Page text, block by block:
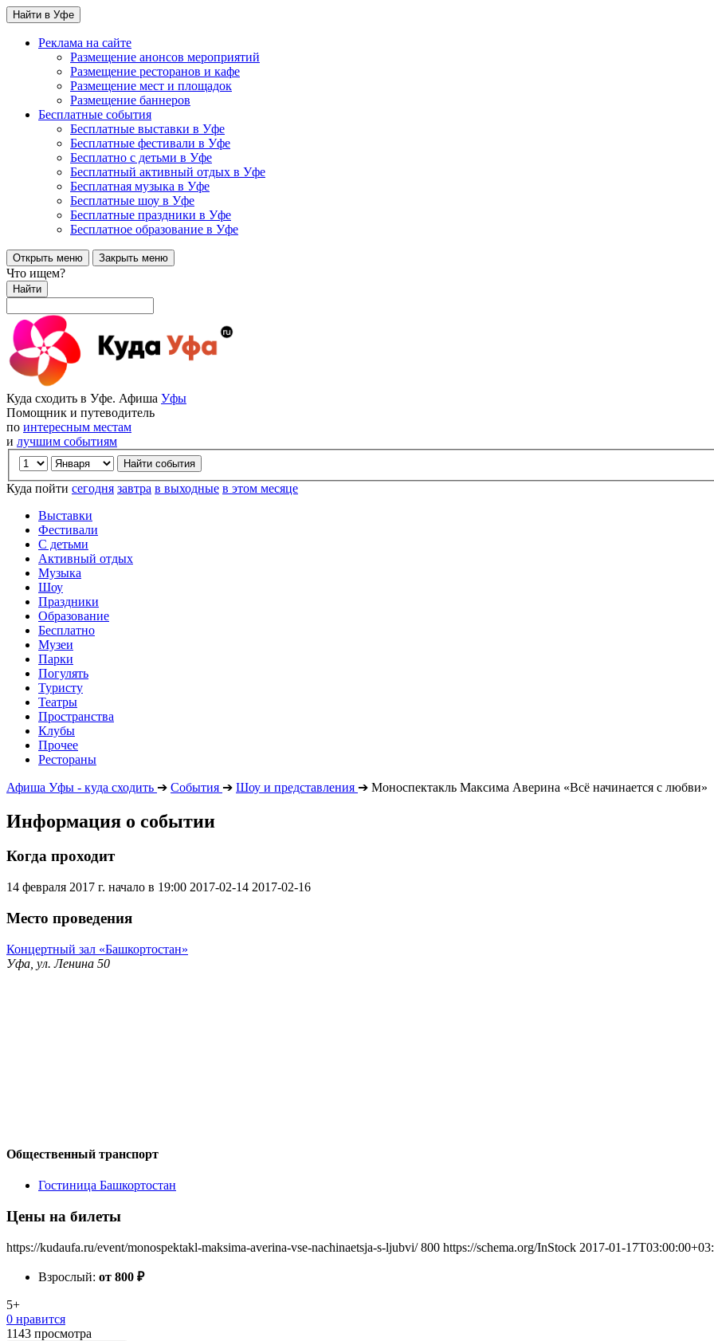
Найти в Уфе
Реклама на сайте
Размещение анонсов мероприятий
Размещение ресторанов и кафе
Размещение мест и площадок
Размещение баннеров
Бесплатные события
Бесплатные выставки в Уфе
Бесплатные фестивали в Уфе
Бесплатно с детьми в Уфе
Бесплатный активный отдых в Уфе
Бесплатная музыка в Уфе
Бесплатные шоу в Уфе
Бесплатные праздники в Уфе
Бесплатное образование в Уфе
Открыть меню Закрыть меню
Что ищем?
Найти
Куда сходить в Уфе. Афиша Уфы
Помощник и путеводитель
по интересным местам
и лучшим событиям
Куда пойти сегодня завтра в выходные в этом месяце
Выставки
Фестивали
С детьми
Активный отдых
Музыка
Шоу
Праздники
Образование
Бесплатно
Музеи
Парки
Погулять
Туристу
Театры
Пространства
Клубы
Прочее
Рестораны
Афиша Уфы - куда сходить ➔ События ➔ Шоу и представления ➔ Моноспектакль Максима Аверина «Всё начинается с любви»
Информация о событии
Когда проходит
14 февраля 2017 г. начало в 19:00 2017-02-14 2017-02-16
Место проведения
Концертный зал «Башкортостан»
Уфа, ул. Ленина 50
Общественный транспорт
Гостиница Башкортостан
Цены на билеты
https://kudaufa.ru/event/monospektakl-maksima-averina-vse-nachinaetsja-s-ljubvi/ 800 https://schema.org/InStock 2017-01-
Взрослый: от 800 ₽
5+
0 нравится
1143 просмотра